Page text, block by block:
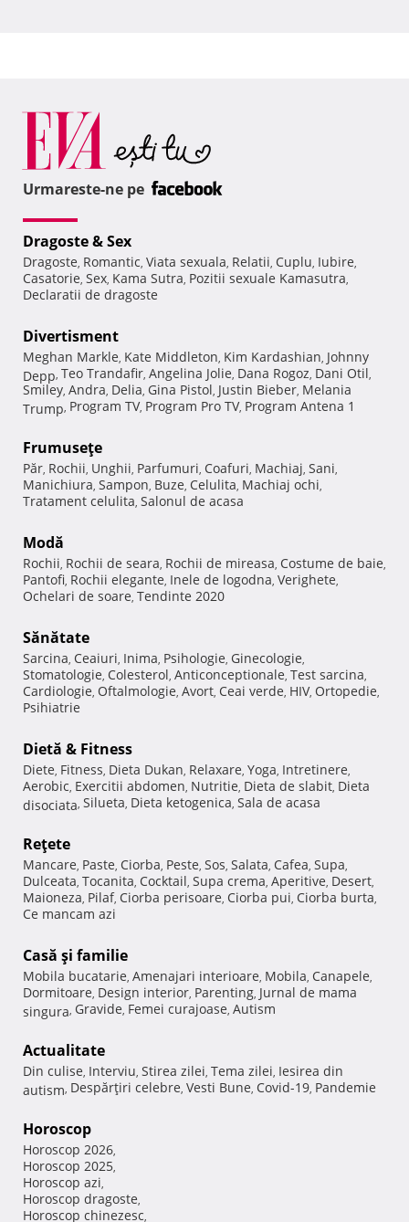
Urmareste-ne pe
Dragoste & Sex
Dragoste, Romantic, Viata sexuala, Relatii, Cuplu, Iubire,
Casatorie, Sex, Kama Sutra, Pozitii sexuale Kamasutra,
Declaratii de dragoste
Divertisment
Meghan Markle, Kate Middleton, Kim Kardashian, Johnny
Depp, Teo Trandafir, Angelina Jolie, Dana Rogoz, Dani Otil,
Smiley, Andra, Delia, Gina Pistol, Justin Bieber, Melania
Trump, Program TV, Program Pro TV, Program Antena 1
Frumuseţe
Păr, Rochii, Unghii, Parfumuri, Coafuri, Machiaj, Sani,
Manichiura, Sampon, Buze, Celulita, Machiaj ochi,
Tratament celulita, Salonul de acasa
Modă
Rochii, Rochii de seara, Rochii de mireasa, Costume de baie,
Pantofi, Rochii elegante, Inele de logodna, Verighete,
Ochelari de soare, Tendinte 2020
Sănătate
Sarcina, Ceaiuri, Inima, Psihologie, Ginecologie,
Stomatologie, Colesterol, Anticonceptionale, Test sarcina,
Cardiologie, Oftalmologie, Avort, Ceai verde, HIV, Ortopedie,
Psihiatrie
Dietă & Fitness
Diete, Fitness, Dieta Dukan, Relaxare, Yoga, Intretinere,
Aerobic, Exercitii abdomen, Nutritie, Dieta de slabit, Dieta
disociata, Silueta, Dieta ketogenica, Sala de acasa
Reţete
Mancare, Paste, Ciorba, Peste, Sos, Salata, Cafea, Supa,
Dulceata, Tocanita, Cocktail, Supa crema, Aperitive, Desert,
Maioneza, Pilaf, Ciorba perisoare, Ciorba pui, Ciorba burta,
Ce mancam azi
Casă şi familie
Mobila bucatarie, Amenajari interioare, Mobila, Canapele,
Dormitoare, Design interior, Parenting, Jurnal de mama
singura, Gravide, Femei curajoase, Autism
Actualitate
Din culise, Interviu, Stirea zilei, Tema zilei, Iesirea din
autism, Despărţiri celebre, Vesti Bune, Covid-19, Pandemie
Horoscop
Horoscop 2026,
Horoscop 2025,
Horoscop azi,
Horoscop dragoste,
Horoscop chinezesc,